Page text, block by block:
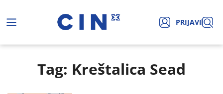
PRIJAVI
Tag: Kreštalica Sead